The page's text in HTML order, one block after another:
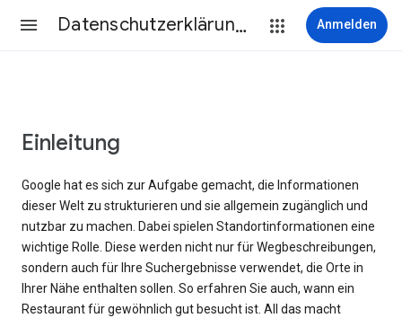
Datenschutzerklärung & Nutzungsbedingungen Anmelden
Einleitung
Google hat es sich zur Aufgabe gemacht, die Informationen
dieser Welt zu strukturieren und sie allgemein zugänglich und
nutzbar zu machen. Dabei spielen Standortinformationen eine
wichtige Rolle. Diese werden nicht nur für Wegbeschreibungen,
sondern auch für Ihre Suchergebnisse verwendet, die Orte in
Ihrer Nähe enthalten sollen. So erfahren Sie auch, wann ein
Restaurant für gewöhnlich gut besucht ist. All das macht